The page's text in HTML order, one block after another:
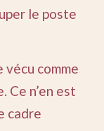
le poste
vécu comme
Ce n’en est
cadre